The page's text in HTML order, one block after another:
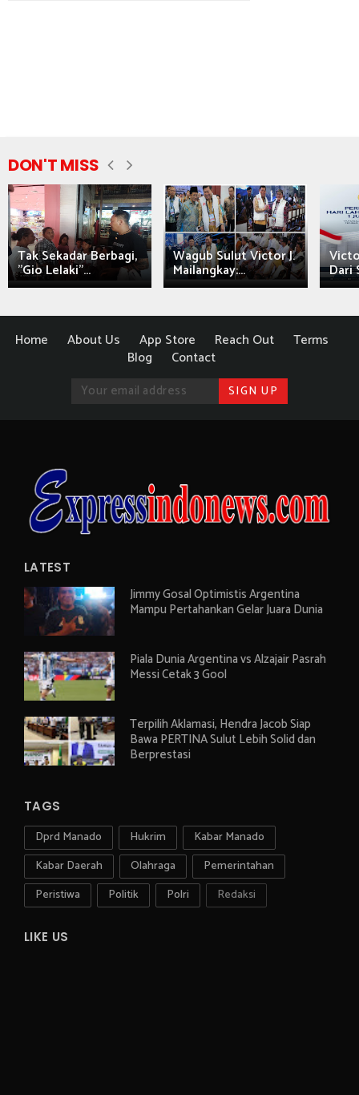
DON'T MISS
Tak Sekadar Berbagi,
"Gio Lelaki"...
Wagub Sulut Victor J.
Mailangkay:... Dari
Home About Us App Store Reach Out
Terms
Blog
Contact
LATEST
Jimmy Gosal Optimistis Argentina
Mampu Pertahankan Gelar Juara Dunia
Piala Dunia Argentina vs Alzajair Pasrah
Messi Cetak 3 Gool
Terpilih Aklamasi, Hendra Jacob Siap
Bawa PERTINA Sulut Lebih Solid dan
Berprestasi
TAGS
Dprd Manado Hukrim
Kabar Manado
Kabar Daerah
Olahraga
Pemerintahan
Peristiwa
Politik Polri Redaksi
LIKE US